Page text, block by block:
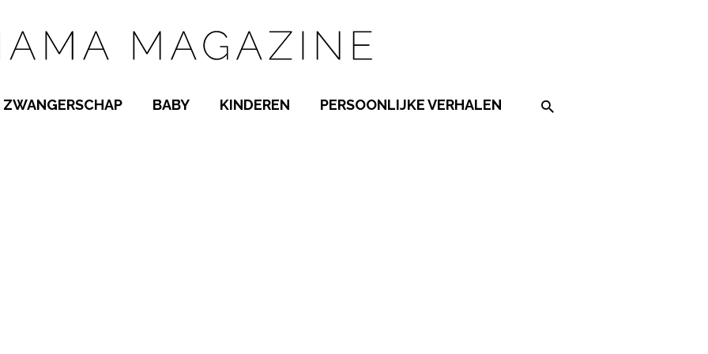
ZWANGERSCHAP BABY KINDEREN PERSOONLIJKE VERHALEN Search on the website